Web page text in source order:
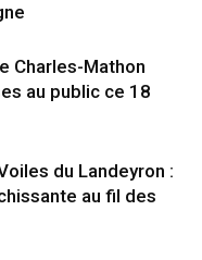
Charles-Mathon
au public ce 18
du Landeyron :
au fil des